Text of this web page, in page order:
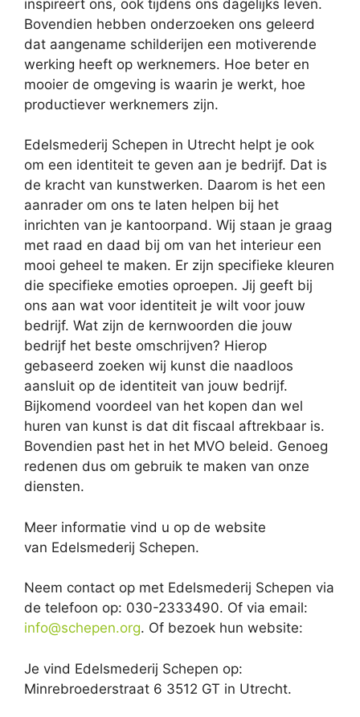
inspireert ons, ook tijdens ons dagelijks leven.
Bovendien hebben onderzoeken ons geleerd
dat aangename schilderijen een motiverende
werking heeft op werknemers. Hoe beter en
mooier de omgeving is waarin je werkt, hoe
productiever werknemers zijn.
Edelsmederij Schepen in Utrecht helpt je ook
om een identiteit te geven aan je bedrijf. Dat is
de kracht van kunstwerken. Daarom is het een
aanrader om ons te laten helpen bij het
inrichten van je kantoorpand. Wij staan je graag
met raad en daad bij om van het interieur een
mooi geheel te maken. Er zijn specifieke kleuren
die specifieke emoties oproepen. Jij geeft bij
ons aan wat voor identiteit je wilt voor jouw
bedrijf. Wat zijn de kernwoorden die jouw
bedrijf het beste omschrijven? Hierop
gebaseerd zoeken wij kunst die naadloos
aansluit op de identiteit van jouw bedrijf.
Bijkomend voordeel van het kopen dan wel
huren van kunst is dat dit fiscaal aftrekbaar is.
Bovendien past het in het MVO beleid. Genoeg
redenen dus om gebruik te maken van onze
diensten.
Meer informatie vind u op de website
van Edelsmederij Schepen.
Neem contact op met Edelsmederij Schepen via
de telefoon op: 030-2333490. Of via email:
info@schepen.org. Of bezoek hun website:
Je vind Edelsmederij Schepen op:
Minrebroederstraat 6 3512 GT in Utrecht.